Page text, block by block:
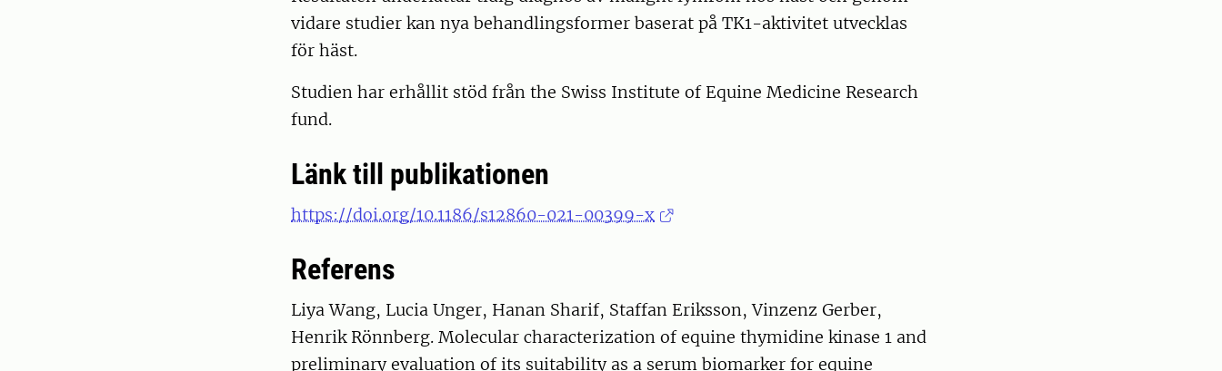
vidare studier kan nya behandlingsformer baserat på TK1-aktivitet utvecklas
för häst.
Studien har erhållit stöd från the Swiss Institute of Equine Medicine Research
fund.
Länk till publikationen
https://doi.org/10.1186/s12860-021-00399-x
Referens
Liya Wang, Lucia Unger, Hanan Sharif, Staffan Eriksson, Vinzenz Gerber,
Henrik Rönnberg. Molecular characterization of equine thymidine kinase 1 and
preliminary evaluation of its suitability as a serum biomarker for equine